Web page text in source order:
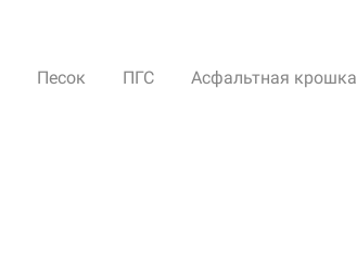
Песок ПГС Асфальтная крошка